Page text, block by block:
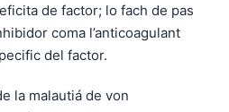
de factor; lo fach de pas
coma l’anticoagulant
del factor.
la malautiá de von